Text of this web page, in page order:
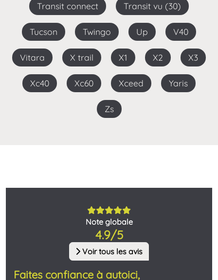
Transit connect Transit vu (30)
Tucson Twingo Up V40
Vitara X trail X1 X2 X3
Xc40 Xc60 Xceed Yaris
Zs
Note globale
4.9/5
Voir tous les avis
Faites confiance à autoici,